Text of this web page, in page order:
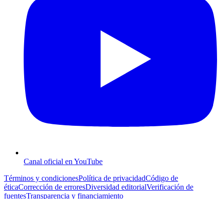
Canal oficial en YouTube
Términos y condicionesPolítica de privacidadCódigo de
éticaCorrección de erroresDiversidad editorialVerificación de
fuentesTransparencia y financiamiento